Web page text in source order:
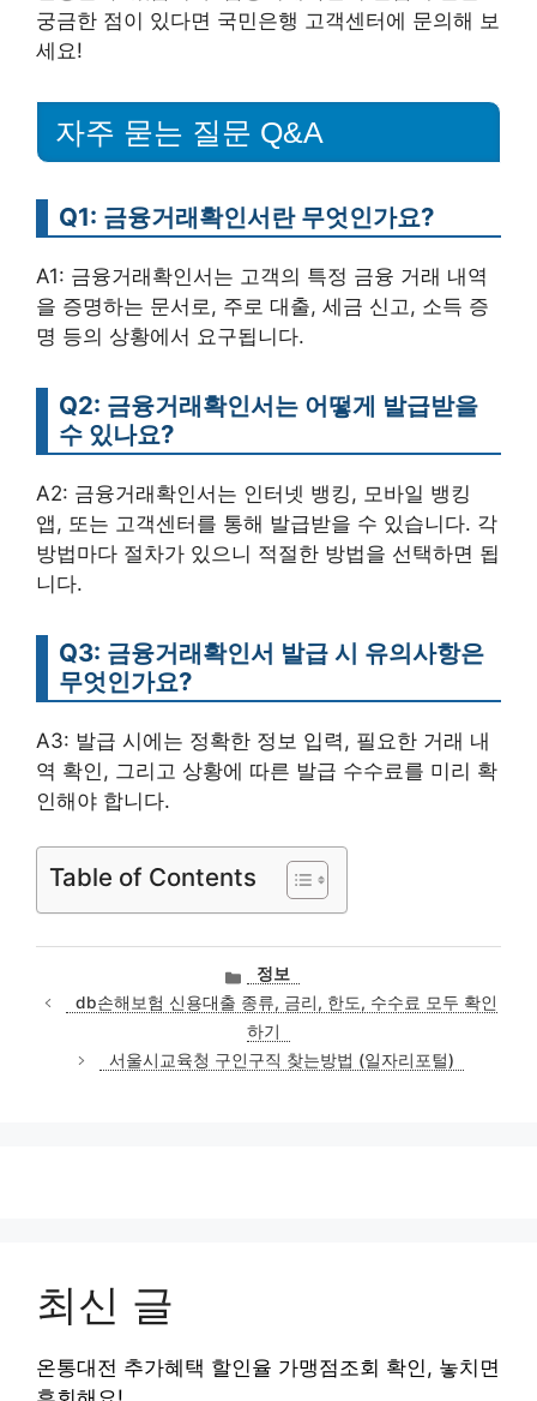
궁금한 점이 있다면 국민은행 고객센터에 문의해 보
세요!
자주 묻는 질문 Q&A
Q1: 금융거래확인서란 무엇인가요?
A1: 금융거래확인서는 고객의 특정 금융 거래 내역
을 증명하는 문서로, 주로 대출, 세금 신고, 소득 증
명 등의 상황에서 요구됩니다.
Q2: 금융거래확인서는 어떻게 발급받을
수 있나요?
A2: 금융거래확인서는 인터넷 뱅킹, 모바일 뱅킹
앱, 또는 고객센터를 통해 발급받을 수 있습니다. 각
방법마다 절차가 있으니 적절한 방법을 선택하면 됩
니다.
Q3: 금융거래확인서 발급 시 유의사항은
무엇인가요?
A3: 발급 시에는 정확한 정보 입력, 필요한 거래 내
역 확인, 그리고 상황에 따른 발급 수수료를 미리 확
인해야 합니다.
Table of Contents
카
테
고
리
정보
db손해보험 신용대출 종류, 금리, 한도, 수수료 모두 확인
하기
서울시교육청 구인구직 찾는방법 (일자리포털)
최신 글
온통대전 추가혜택 할인율 가맹점조회 확인, 놓치면